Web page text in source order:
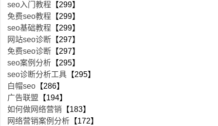
seo入门教程 【299】
免费seo教程 【299】
seo基础教程 【299】
网站seo诊断 【297】
免费seo诊断 【297】
seo案例分析 【295】
seo诊断分析工具 【295】
白帽seo 【286】
广告联盟 【194】
如何做网络营销 【183】
网络营销案例分析 【172】